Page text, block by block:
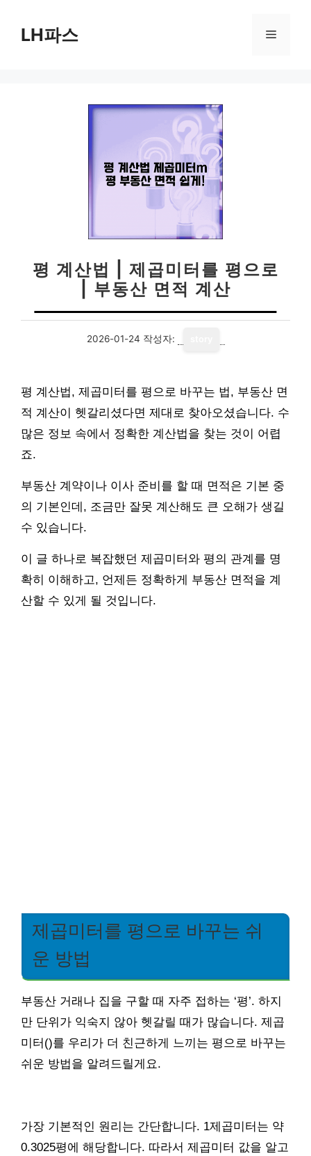
LH파스 메
평 계산법 | 제곱미터를 평으로
| 부동산 면적 계산
2026-01-24 작성자:
평 계산법, 제곱미터를 평으로 바꾸는 법, 부동산 면
적 계산이 헷갈리셨다면 제대로 찾아오셨습니다. 수
많은 정보 속에서 정확한 계산법을 찾는 것이 어렵
죠.
부동산 계약이나 이사 준비를 할 때 면적은 기본 중
의 기본인데, 조금만 잘못 계산해도 큰 오해가 생길
수 있습니다.
이 글 하나로 복잡했던 제곱미터와 평의 관계를 명
확히 이해하고, 언제든 정확하게 부동산 면적을 계
산할 수 있게 될 것입니다.
제곱미터를 평으로 바꾸는 쉬
운 방법
부동산 거래나 집을 구할 때 자주 접하는 ‘평’. 하지
만 단위가 익숙지 않아 헷갈릴 때가 많습니다. 제곱
미터()를 우리가 더 친근하게 느끼는 평으로 바꾸는
쉬운 방법을 알려드릴게요.
가장 기본적인 원리는 간단합니다. 1제곱미터는 약
0.3025평에 해당합니다. 따라서 제곱미터 값을 알고